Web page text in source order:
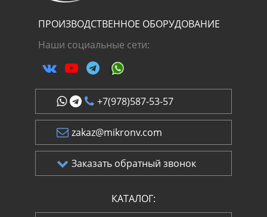
ПРОИЗВОДСТВЕННОЕ ОБОРУДОВАНИЕ
Наши социальные сети:
+7(978)587-53-57
zakaz@mikronv.com
Заказать обратный звонок
КАТАЛОГ: